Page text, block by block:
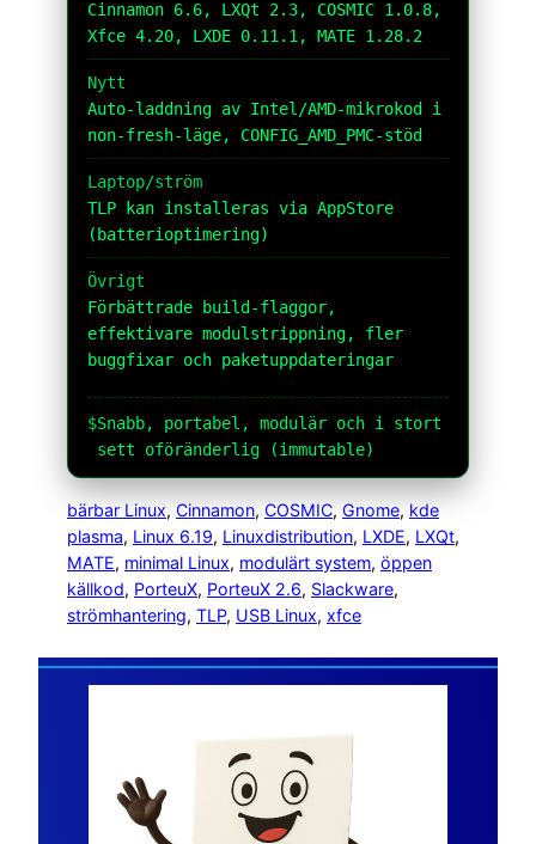
Cinnamon 6.6, LXQt 2.3, COSMIC 1.0.8,
Xfce 4.20, LXDE 0.11.1, MATE 1.28.2
Nytt
Auto-laddning av Intel/AMD-mikrokod i
non-fresh-läge, CONFIG_AMD_PMC-stöd
Laptop/ström
TLP kan installeras via AppStore
(batterioptimering)
Övrigt
Förbättrade build-flaggor,
effektivare modulstrippning, fler
buggfixar och paketuppdateringar
$Snabb, portabel, modulär och i stort
sett oföränderlig (immutable)
bärbar Linux, Cinnamon, COSMIC, Gnome, kde
plasma, Linux 6.19, Linuxdistribution, LXDE, LXQt
MATE, minimal Linux, modulärt system, öppen
källkod, PorteuX, PorteuX 2.6, Slackware
strömhantering, TLP, USB Linux, xfce